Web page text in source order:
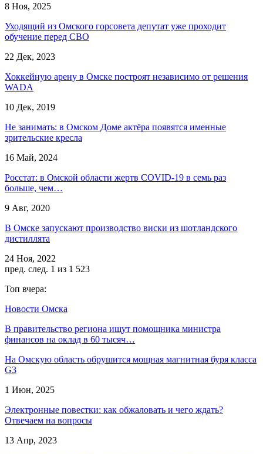
8 Ноя, 2025
Уходящий из Омского горсовета депутат уже проходит
обучение перед СВО
22 Дек, 2023
Хоккейную арену в Омске построят независимо от решения
WADA
10 Дек, 2019
Не занимать: в Омском Доме актёра появятся именные
зрительские кресла
16 Май, 2024
Росстат: в Омской области жертв COVID-19 в семь раз
больше, чем…
9 Авг, 2020
В Омске запускают производство виски из шотландского
дистиллята
24 Ноя, 2022
пред. след. 1 из 1 523
Топ вчера:
Новости Омска
В правительство региона ищут помощника министра
финансов на оклад в 60 тысяч…
На Омскую область обрушится мощная магнитная буря класса
G3
1 Июн, 2025
Электронные повестки: как обжаловать и чего ждать?
Отвечаем на вопросы
13 Апр, 2023